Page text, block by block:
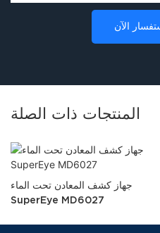
الآن
المنتجات ذات الصلة
جهاز كشف المعادن تحت الماء
SuperEye MD6027